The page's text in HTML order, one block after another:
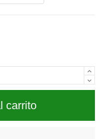
carrito